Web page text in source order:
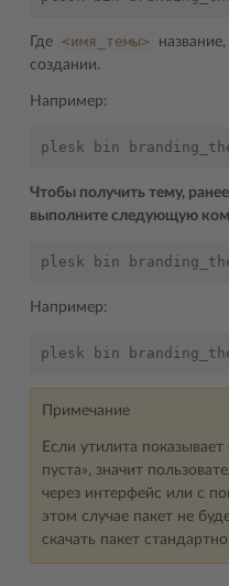
Где <имя_темы>
создании.
Например:
Чтобы получить тему,
выполните следующую
Например:
Примечание
Если утилита
пуста», значит
через интерфейс или с
этом случае пакет не
скачать пакет